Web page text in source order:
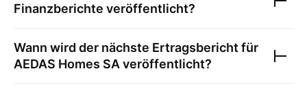
Finanzberichte veröffentlicht?
Wann wird der nächste Ertragsbericht für
AEDAS Homes SA veröffentlicht?